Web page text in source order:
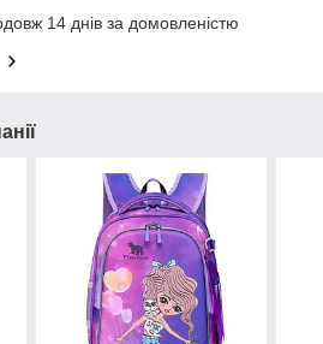
14 днів за домовленістю